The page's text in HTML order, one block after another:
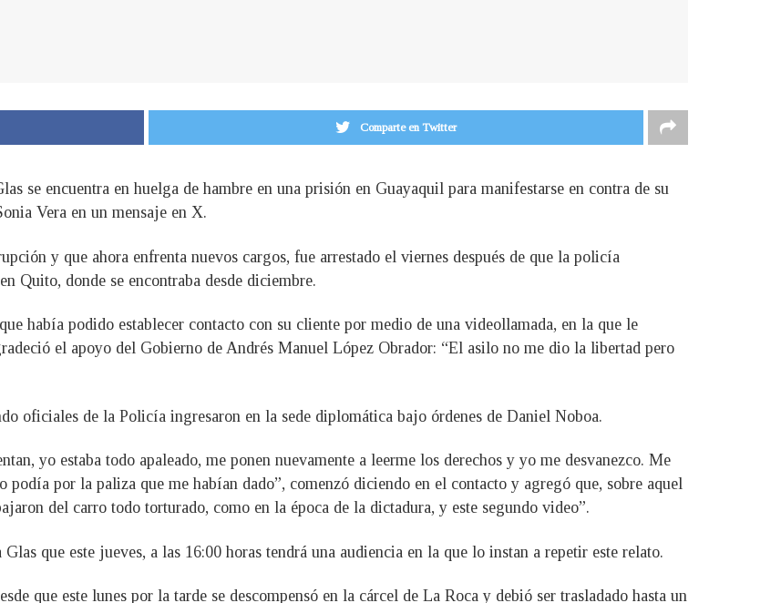
Comparte en Twitter
se encuentra en huelga de hambre en una prisión en Guayaquil para manifestarse en contra de su
Vera en un mensaje en X.
y que ahora enfrenta nuevos cargos, fue arrestado el viernes después de que la policía
Quito, donde se encontraba desde diciembre.
había podido establecer contacto con su cliente por medio de una videollamada, en la que le
el apoyo del Gobierno de Andrés Manuel López Obrador: “El asilo no me dio la libertad pero
oficiales de la Policía ingresaron en la sede diplomática bajo órdenes de Daniel Noboa.
yo estaba todo apaleado, me ponen nuevamente a leerme los derechos y yo me desvanezco. Me
podía por la paliza que me habían dado”, comenzó diciendo en el contacto y agregó que, sobre aquel
del carro todo torturado, como en la época de la dictadura, y este segundo video”.
que este jueves, a las 16:00 horas tendrá una audiencia en la que lo instan a repetir este relato.
que este lunes por la tarde se descompensó en la cárcel de La Roca y debió ser trasladado hasta un